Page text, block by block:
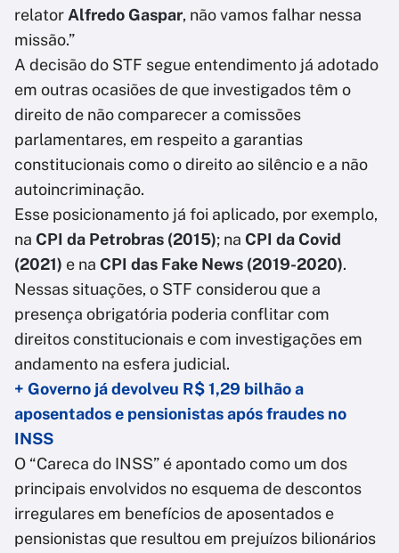
relatorAlfredo Gaspar, não vamos falhar nessa
missão.”
A decisão do STF segue entendimento já adotado
em outras ocasiões de que investigados têm o
direito de não comparecer a comissões
parlamentares, em respeito a garantias
constitucionais como o direito ao silêncio e a não
autoincriminação.
Esse posicionamento já foi aplicado, por exemplo,
na CPI da Petrobras (2015); na CPI da Covid
(2021) e na CPI das Fake News (2019-2020).
Nessas situações, o STF considerou que a
presença obrigatória poderia conflitar com
direitos constitucionais e com investigações em
andamento na esfera judicial.
+ Governo já devolveu R$ 1,29 bilhão a
aposentados e pensionistas após fraudes no
INSS
O “Careca do INSS” é apontado como um dos
principais envolvidos no esquema de descontos
irregulares em benefícios de aposentados e
pensionistas que resultou em prejuízos bilionários